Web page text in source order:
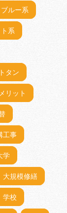
ルー系
系
タン
リット
工事
学
大規模修繕
学校